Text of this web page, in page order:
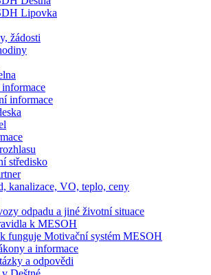
Lipovka
žádosti
informace
středisko
kanalizace, VO, teplo, ceny
odpadu a jiné životní situace
k MESOH
funguje Motivační systém MESOH
a informace
a odpovědi